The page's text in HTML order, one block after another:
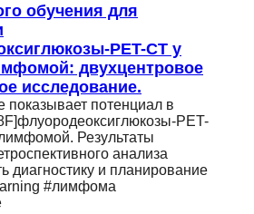
обучения для
PET-CT у
двухцентровое
исследование.
показывает потенциал в
PET-
Результаты
анализа
диагностику и планирование
#лимфома